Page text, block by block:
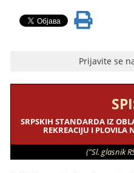
Prijavite se
SRPSKIH STANDARDA IZ
REKREACIJU I
("Sl. glasnik